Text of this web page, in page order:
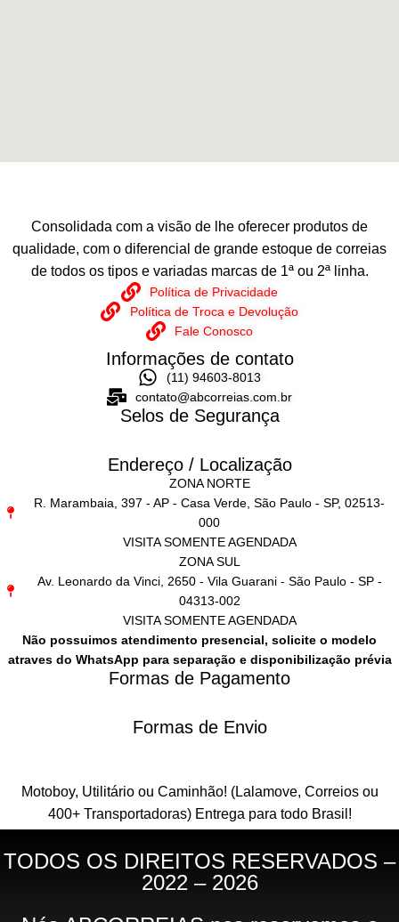
Consolidada com a visão de lhe oferecer produtos de
qualidade, com o diferencial de grande estoque de correias
de todos os tipos e variadas marcas de 1ª ou 2ª linha.
Política de Privacidade
Política de Troca e Devolução
Fale Conosco
Informações de contato
(11) 94603-8013
contato@abcorreias.com.br
Selos de Segurança
Endereço / Localização
ZONA NORTE
R. Marambaia, 397 - AP - Casa Verde, São Paulo - SP, 02513-
000
VISITA SOMENTE AGENDADA
ZONA SUL
Av. Leonardo da Vinci, 2650 - Vila Guarani - São Paulo - SP -
04313-002
VISITA SOMENTE AGENDADA
Não possuimos atendimento presencial, solicite o modelo
atraves do WhatsApp para separação e disponibilização prévia
Formas de Pagamento
Formas de Envio
Motoboy, Utilitário ou Caminhão! (Lalamove, Correios ou
400+ Transportadoras) Entrega para todo Brasil!
TODOS OS DIREITOS RESERVADOS –
2022 – 2026